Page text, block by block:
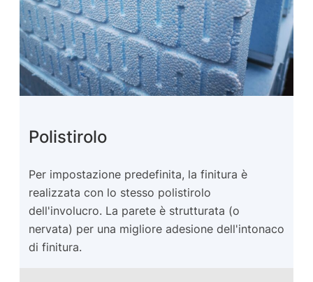
Polistirolo
Per impostazione predefinita, la finitura è
realizzata con lo stesso polistirolo
dell'involucro. La parete è strutturata (o
nervata) per una migliore adesione dell'intonaco
di finitura.